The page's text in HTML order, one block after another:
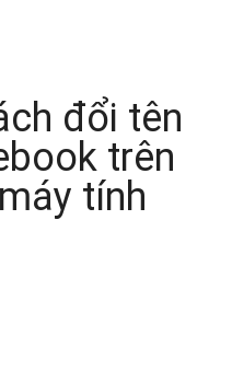
đổi tên
trên
tính